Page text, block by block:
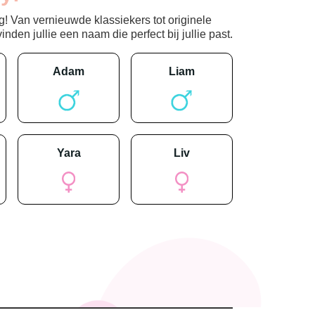
Van vernieuwde klassiekers tot originele
jullie een naam die perfect bij jullie past.
adam liam
yara liv